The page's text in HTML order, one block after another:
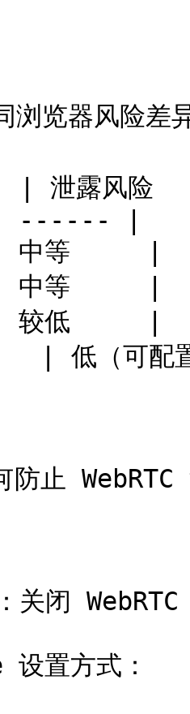
览器风险差
| 泄露风险
------ |
中等     |
中等     |
较低     |
| 低（可配
止 WebRTC
闭 WebRTC
置方式：